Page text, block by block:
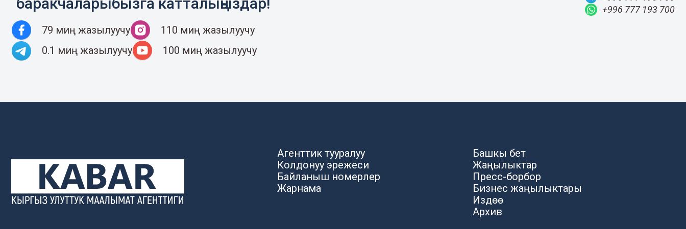
79 миң жазылуучу
110 миң жазылуучу
0.1 миң жазылуучу
100 миң жазылуучу
+996 777 193 700
Агенттик тууралуу
Колдонуу эрежеси
Байланыш номерлер
Жарнама
Башкы бет
Жаңылыктар
Пресс-борбор
Бизнес жаңылыктары
Издөө
Архив